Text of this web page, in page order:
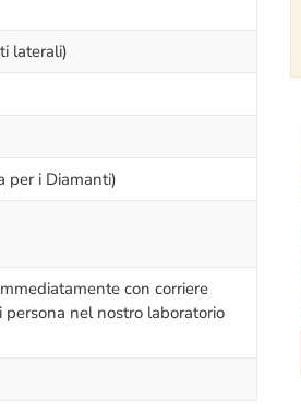
laterali)
per i Diamanti)
con corriere
persona nel nostro laboratorio